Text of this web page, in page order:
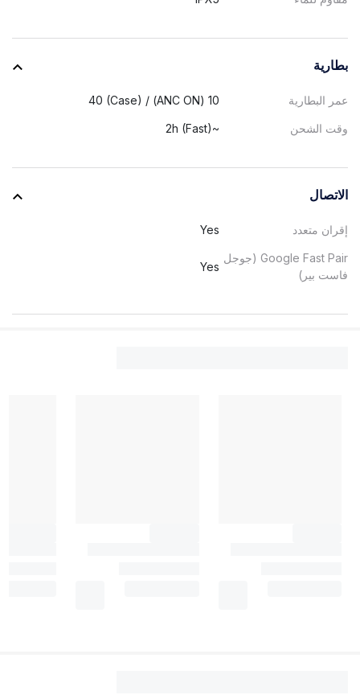
بطارية
عمر البطارية 10 (ANC ON) / 40 (Case)
وقت الشحن ~2h (Fast)
الاتصال
إقران متعدد Yes
Google Fast Pair (جوجل
فاست بير)
Yes